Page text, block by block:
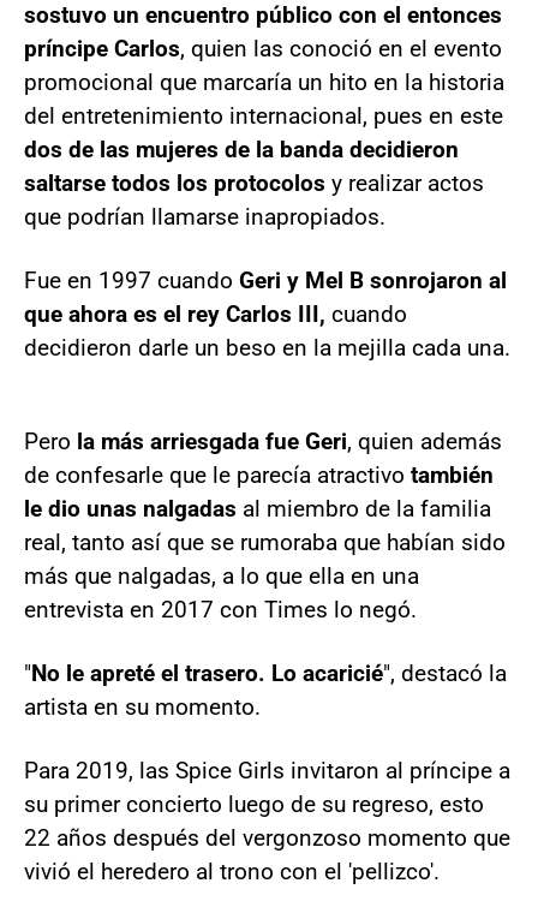
sostuvo un encuentro público con el entonces
príncipe Carlos, quien las conoció en el evento
promocional que marcaría un hito en la historia
del entretenimiento internacional, pues en este
dos de las mujeres de la banda decidieron
saltarse todos los protocolos y realizar actos
que podrían llamarse inapropiados.
Fue en 1997 cuando Geri y Mel B sonrojaron al
que ahora es el rey Carlos III, cuando
decidieron darle un beso en la mejilla cada una.
Pero la más arriesgada fue Geri, quien además
de confesarle que le parecía atractivo también
le dio unas nalgadas al miembro de la familia
real, tanto así que se rumoraba que habían sido
más que nalgadas, a lo que ella en una
entrevista en 2017 con Times lo negó.
"No le apreté el trasero. Lo acaricié", destacó la
artista en su momento.
Para 2019, las Spice Girls invitaron al príncipe a
su primer concierto luego de su regreso, esto
22 años después del vergonzoso momento que
vivió el heredero al trono con el 'pellizco'.